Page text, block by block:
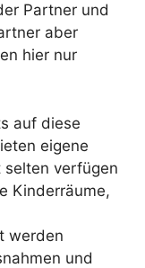
Partner und
aber
hier nur
auf diese
eigene
selten verfügen
Kinderräume,
werden
und